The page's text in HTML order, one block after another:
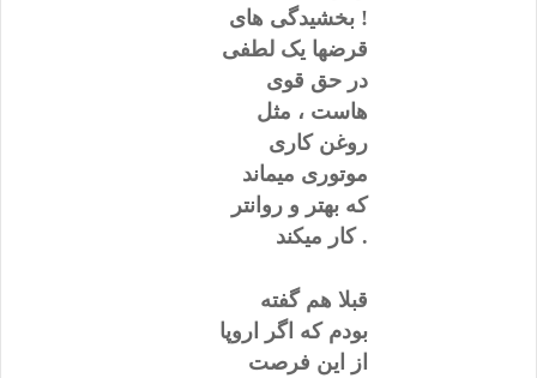
! بخشیدگی های
قرضها یک لطفی
در حق قوی
هاست ، مثل
روغن کاری
موتوری میماند
که بهتر و روانتر
کار میکند .
قبلا هم گفته
بودم که اگر اروپا
از این فرصت